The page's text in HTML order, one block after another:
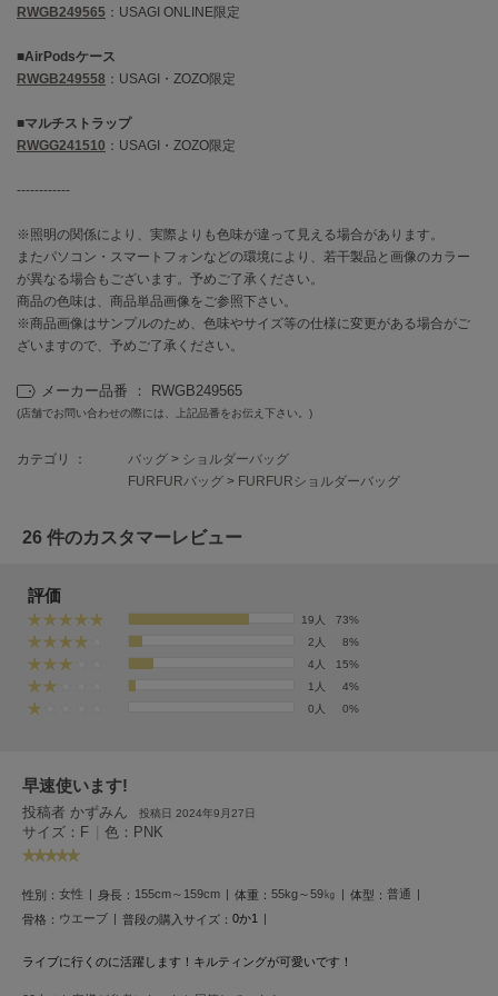
FURFUR
ファーファー
gelato pique
ジェラート ピケ キャットアンドドッグ
gelato pique Sleep
ジェラート ピケ スリープ
GRAMICCI
グラミチ
へノン
ホカ オネオネ
KEEN
キーン
ラート
le
ル
le coq sportif
ルコックスポルティフ
LeSportsac
RWGB249565 ：USAGI ONLINE限定
■AirPodsケース
RWGB249558 ：USAGI・ZOZO限定
■マルチストラップ
RWGG241510 ：USAGI・ZOZO限定
------------
※照明の関係により、実際よりも色味が違って見える場合があります。
またパソコン・スマートフォンなどの環境により、若干製品と画像のカラー
が異なる場合もございます。予めご了承ください。
商品の色味は、商品単品画像をご参照下さい。
※商品画像はサンプルのため、色味やサイズ等の仕様に変更がある場合がご
ざいますので、予めご了承ください。
メーカー品番 ： RWGB249565
(店舗でお問い合わせの際には、上記品番をお伝え下さい。)
カテゴリ ： バッグ > ショルダーバッグ
FURFURバッグ > FURFURショルダーバッグ
26 件のカスタマーレビュー
評価
19人
73%
2人
8%
4人
15%
1人
4%
0人
0%
早速使います!
投稿者 かずみん 投稿日 2024年9月27日
サイズ：F | 色：PNK
性別： 女性 身長： 155cm～159cm 体重： 55kg～59㎏ 体型： 普通
骨格： ウエーブ 普段の購入サイズ： 0か1
ライブに行くのに活躍します！キルティングが可愛いです！